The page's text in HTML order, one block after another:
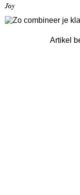
Joy
Artikel